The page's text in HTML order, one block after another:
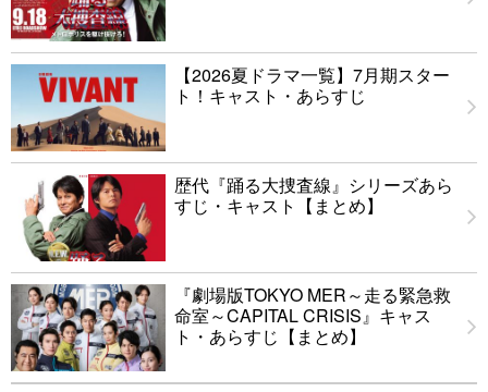
【2026夏ドラマ一覧】7月期スター
ト！キャスト・あらすじ
歴代『踊る大捜査線』シリーズあら
すじ・キャスト【まとめ】
『劇場版TOKYO MER～走る緊急救
命室～CAPITAL CRISIS』キャス
ト・あらすじ【まとめ】